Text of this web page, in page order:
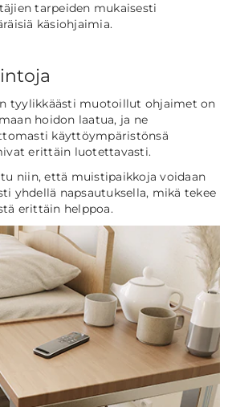
tarpeiden mukaisesti
käsiohjaimia.
tyylikkäästi muotoillut ohjaimet on
hoidon laatua, ja ne
käyttöympäristönsä
erittäin luotettavasti.
niin, että muistipaikkoja voidaan
yhdellä napsautuksella, mikä tekee
erittäin helppoa.